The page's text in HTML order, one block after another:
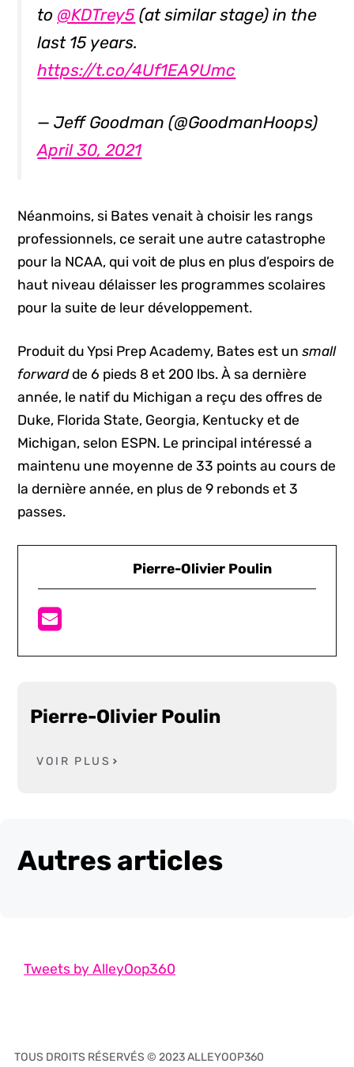
to @KDTrey5 (at similar stage) in the
last 15 years.
https://t.co/4Uf1EA9Umc
— Jeff Goodman (@GoodmanHoops)
April 30, 2021
Néanmoins, si Bates venait à choisir les rangs
professionnels, ce serait une autre catastrophe
pour la NCAA, qui voit de plus en plus d’espoirs de
haut niveau délaisser les programmes scolaires
pour la suite de leur développement.
Produit du Ypsi Prep Academy, Bates est unsmall
forwardde 6 pieds 8 et 200 lbs. À sa dernière
année, le natif du Michigan a reçu des offres de
Duke, Florida State, Georgia, Kentucky et de
Michigan, selon ESPN. Le principal intéressé a
maintenu une moyenne de 33 points au cours de
la dernière année, en plus de 9 rebonds et 3
passes.
Pierre-Olivier Poulin
Pierre-Olivier Poulin
VOIR PLUS
Autres articles
Tweets by AlleyOop360
TOUS DROITS RÉSERVÉS © 2023 ALLEYOOP360